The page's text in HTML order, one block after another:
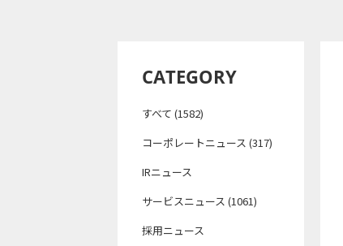
CATEGORY
すべて (1582)
コーポレートニュース (317)
IRニュース
サービスニュース (1061)
採用ニュース